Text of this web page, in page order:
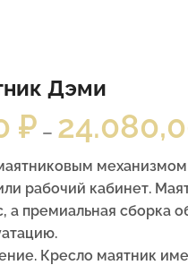
Дэми
₽ –
механизмом
рабочий кабинет.
а премиальная сборка
Кресло маятник